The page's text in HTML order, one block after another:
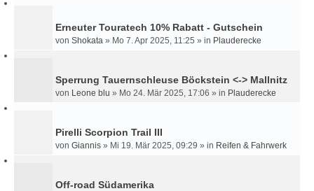
Erneuter Touratech 10% Rabatt - Gutschein
von Shokata » Mo 7. Apr 2025, 11:25 » in Plauderecke
Sperrung Tauernschleuse Böckstein <-> Mallnitz
von Leone blu » Mo 24. Mär 2025, 17:06 » in Plauderecke
Pirelli Scorpion Trail III
von Giannis » Mi 19. Mär 2025, 09:29 » in Reifen & Fahrwerk
Off-road Südamerika